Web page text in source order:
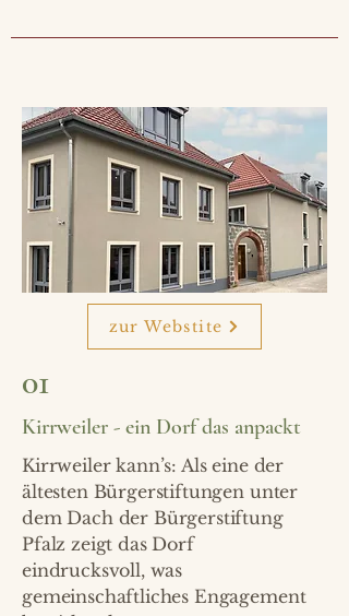
zur Webstite
01
Kirrweiler - ein Dorf das anpackt
Kirrweiler kann’s: Als eine der
ältesten Bürgerstiftungen unter
dem Dach der Bürgerstiftung
Pfalz zeigt das Dorf
eindrucksvoll, was
gemeinschaftliches Engagement